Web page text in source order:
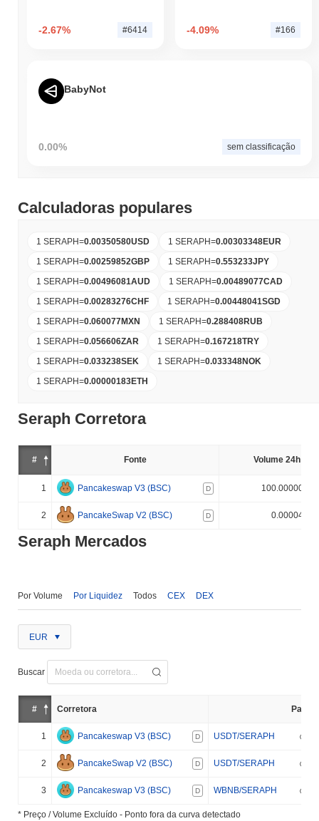
-2.67% #6414 -4.09% #166
BabyNot
0.00% sem classificação
Calculadoras populares
1 SERAPH=0.00350580USD 1 SERAPH=0.00303348EUR
1 SERAPH=0.00259852GBP 1 SERAPH=0.553233JPY
1 SERAPH=0.00496081AUD 1 SERAPH=0.00489077CAD
1 SERAPH=0.00283276CHF 1 SERAPH=0.00448041SGD
1 SERAPH=0.060077MXN 1 SERAPH=0.288408RUB
1 SERAPH=0.056606ZAR 1 SERAPH=0.167218TRY
1 SERAPH=0.033238SEK 1 SERAPH=0.033348NOK
1 SERAPH=0.00000183ETH
Seraph Corretora
# Fonte Volume 24h (%)
1 Pancakeswap V3 (BSC) D 100.000000%
2 PancakeSwap V2 (BSC) D 0.000040%
Seraph Mercados
Por Volume Por Liquidez Todos CEX DEX
EUR
Buscar
# Corretora Par
1 Pancakeswap V3 (BSC) D USDT/SERAPH
2 PancakeSwap V2 (BSC) D USDT/SERAPH
3 Pancakeswap V3 (BSC) D WBNB/SERAPH
* Preço / Volume Excluído - Ponto fora da curva detectado